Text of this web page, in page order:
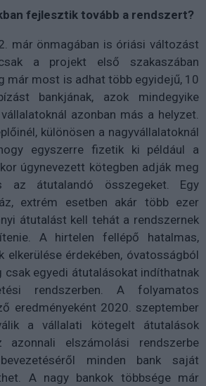
fejlesztik tovább a rendszert?
már önmagában is óriási változást
a projekt első szakaszában
már most is adhat több egyidejű, 10
bankjának, azok mindegyike
azonban más a helyzet.
különösen a nagyvállalatoknál
egyszerre fizetik ki például a
úgynevezett kötegben adják meg
az átutalandó összegeket. Egy
extrém esetben akár több ezer
átutalást kell tehát a rendszernek
A hirtelen fellépő hatalmas,
elkerülése érdekében, óvatosságból
csak egyedi átutalásokat indíthatnak
rendszerben. A folyamatos
eredményeként 2020. szeptember
a vállalati kötegelt átutalások
elszámolási rendszerbe
minden bank saját
A nagy bankok többsége már